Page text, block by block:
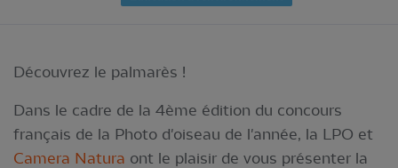
Découvrez le palmarès !
Dans le cadre de la 4ème édition du concours
français de la Photo d'oiseau de l'année, la LPO et
Camera Natura ont le plaisir de vous présenter la